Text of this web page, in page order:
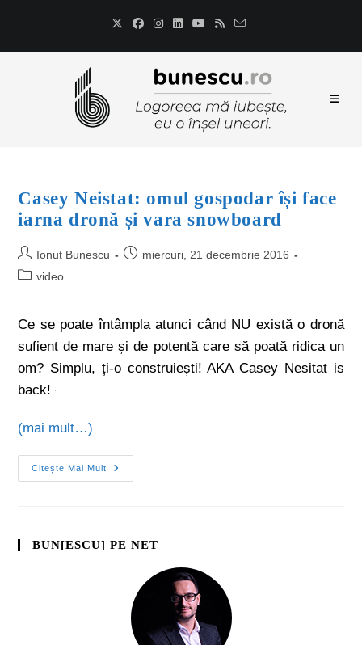
Casey Neistat: omul gospodar își face
iarna dronă și vara snowboard
Ionut Bunescu
miercuri, 21 decembrie 2016
video
Ce se poate întâmpla atunci când NU există o dronă
sufient de mare și de potentă care să poată ridica un
om? Simplu, ți-o construiești! AKA Casey Nesitat is
back!
(mai mult…)
Citește Mai Mult
BUN[ESCU] PE NET